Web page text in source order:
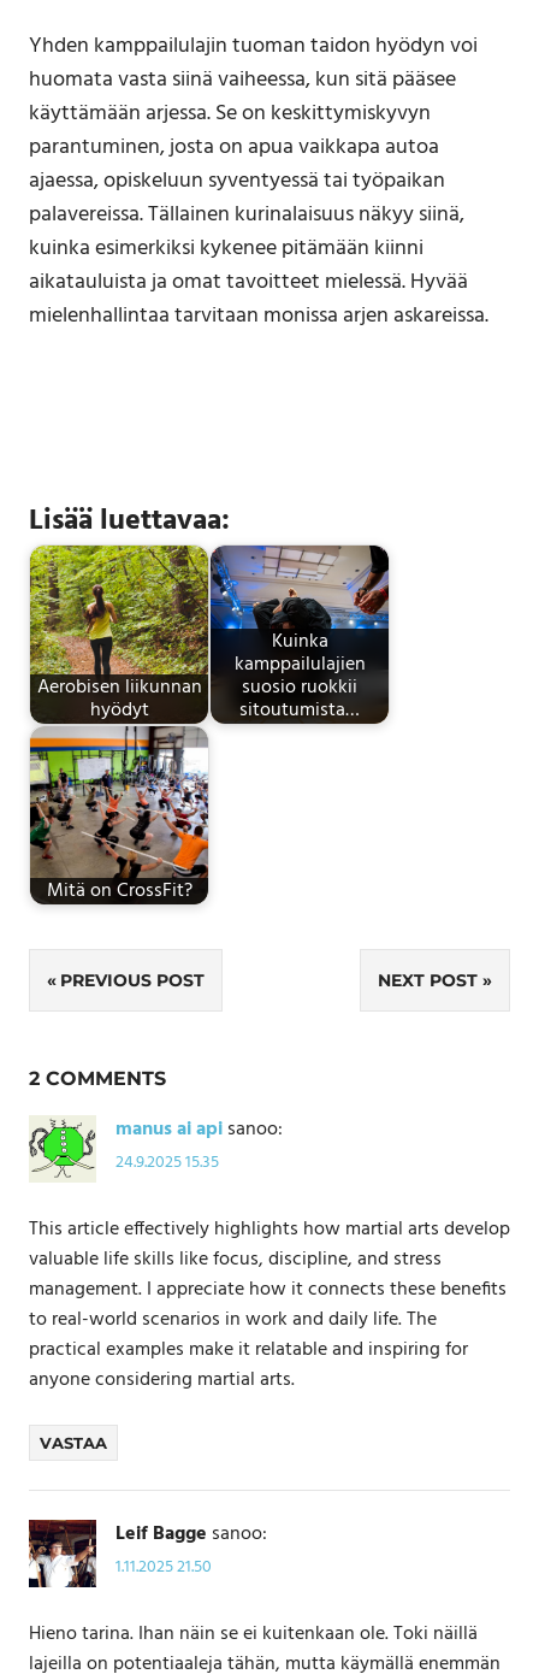
Yhden kamppailulajin tuoman taidon hyödyn voi
huomata vasta siinä vaiheessa, kun sitä pääsee
käyttämään arjessa. Se on keskittymiskyvyn
parantuminen, josta on apua vaikkapa autoa
ajaessa, opiskeluun syventyessä tai työpaikan
palavereissa. Tällainen kurinalaisuus näkyy siinä,
kuinka esimerkiksi kykenee pitämään kiinni
aikatauluista ja omat tavoitteet mielessä. Hyvää
mielenhallintaa tarvitaan monissa arjen askareissa.
Lisää luettavaa:
Aerobisen liikunnan
hyödyt
Kuinka
kamppailulajien
suosio ruokkii
sitoutumista…
Mitä on CrossFit?
Artikkelien
selaus
PREVIOUS POST NEXT POST
2 COMMENTS
manus ai apisanoo:
24.9.2025 15.35
This article effectively highlights how martial arts develop
valuable life skills like focus, discipline, and stress
management. I appreciate how it connects these benefits
to real-world scenarios in work and daily life. The
practical examples make it relatable and inspiring for
anyone considering martial arts.
VASTAA
Leif Bagge sanoo:
1.11.2025 21.50
Hieno tarina. Ihan näin se ei kuitenkaan ole. Toki näillä
lajeilla on potentiaaleja tähän, mutta käymällä enemmän